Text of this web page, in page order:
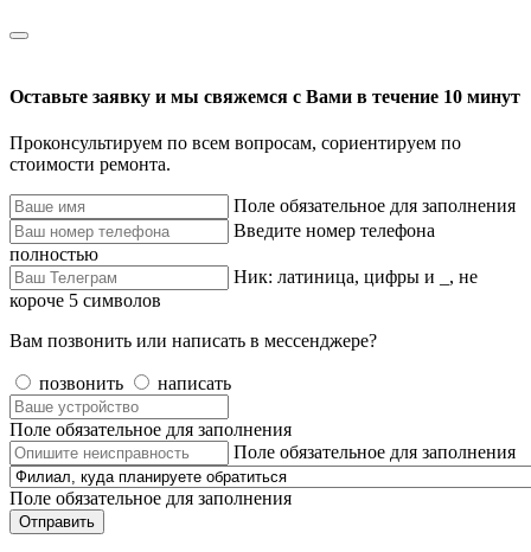
Оставьте заявку и мы свяжемся с Вами в течение 10 минут
Проконсультируем по всем вопросам, сориентируем по
стоимости ремонта.
Поле обязательное для заполнения
Введите номер телефона
полностью
Ник: латиница, цифры и _, не
короче 5 символов
Вам позвонить или написать в мессенджере?
позвонить написать
Поле обязательное для заполнения
Поле обязательное для заполнения
Поле обязательное для заполнения
Отправить